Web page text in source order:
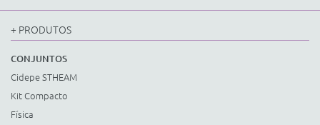
+ PRODUTOS
CONJUNTOS
Cidepe STHEAM
Kit Compacto
Física